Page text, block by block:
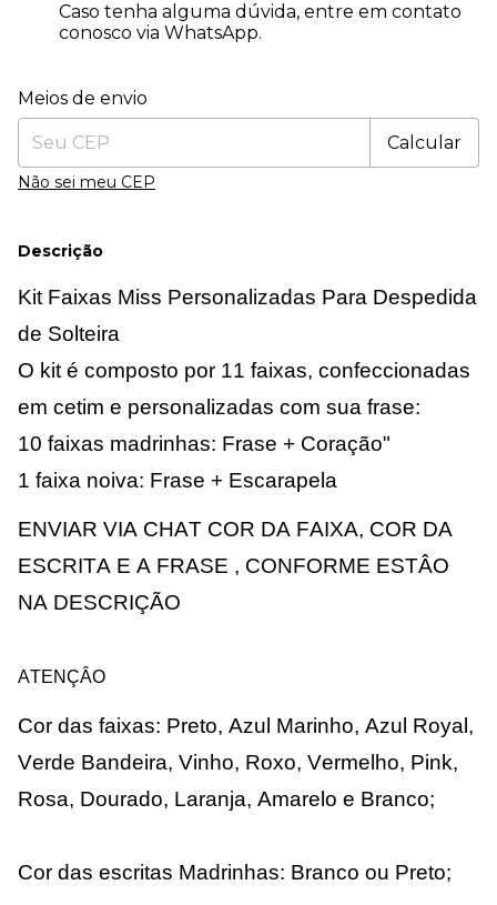
Caso tenha alguma dúvida, entre em contato
conosco via WhatsApp.
Entregas para o CEP:
Meios de envio
Calcular
Não sei meu CEP
Descrição
Kit Faixas Miss Personalizadas Para Despedida
de Solteira
O kit é composto por 11 faixas, confeccionadas
em cetim e personalizadas com sua frase:
10 faixas madrinhas: Frase + Coração"
1 faixa noiva: Frase + Escarapela
ENVIAR VIA CHAT COR DA FAIXA, COR DA
ESCRITA E A FRASE , CONFORME ESTÂO
NA DESCRIÇÃO
ATENÇÂO
Cor das faixas: Preto, Azul Marinho, Azul Royal,
Verde Bandeira, Vinho, Roxo, Vermelho, Pink,
Rosa, Dourado, Laranja, Amarelo e Branco;
Cor das escritas Madrinhas: Branco ou Preto;